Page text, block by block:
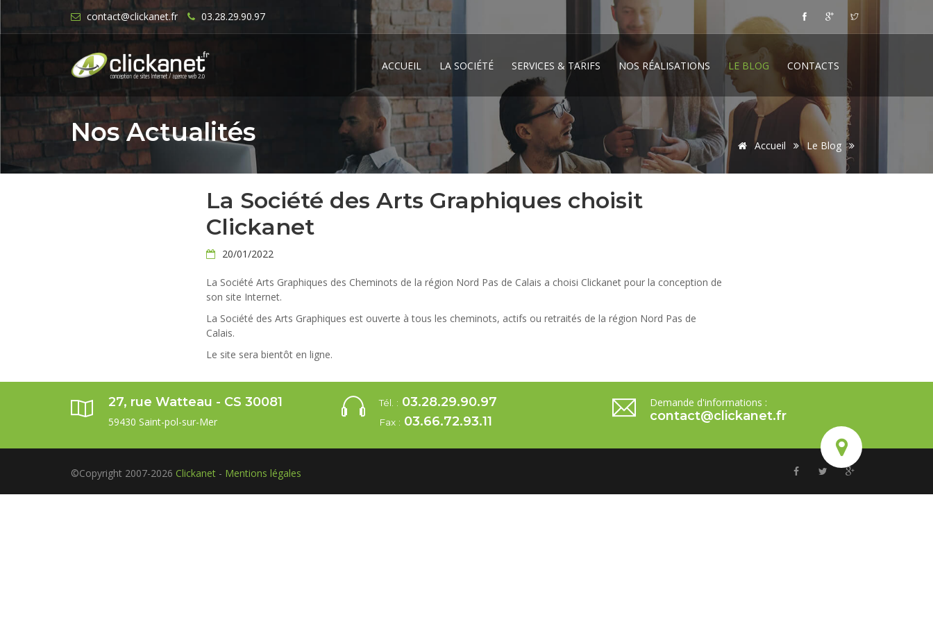
contact@clickanet.fr 03.28.29.90.97
ACCUEIL LA SOCIÉTÉ SERVICES & TARIFS NOS RÉALISATIONS LE BLOG CONTACTS
Nos Actualités Accueil Le Blog
La Société des Arts Graphiques choisit
Clickanet
20/01/2022
La Société Arts Graphiques des Cheminots de la région Nord Pas de Calais a choisi Clickanet pour la conception de
son site Internet.
La Société des Arts Graphiques est ouverte à tous les cheminots, actifs ou retraités de la région Nord Pas de
Calais.
Le site sera bientôt en ligne.
27, rue Watteau - CS 30081
59430 Saint-pol-sur-Mer
Tél. : 03.28.29.90.97
Fax : 03.66.72.93.11
Demande d'informations :
contact@clickanet.fr
©Copyright 2007-2026 Clickanet - Mentions légales